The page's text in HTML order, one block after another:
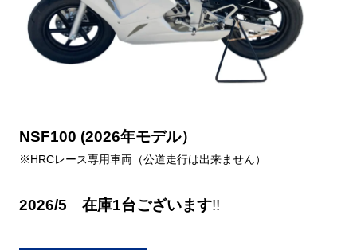
NSF100 (2026年モデル）
※HRCレース専用車両（公道走行は出来ません）
2026/5 在庫1台ございます!!